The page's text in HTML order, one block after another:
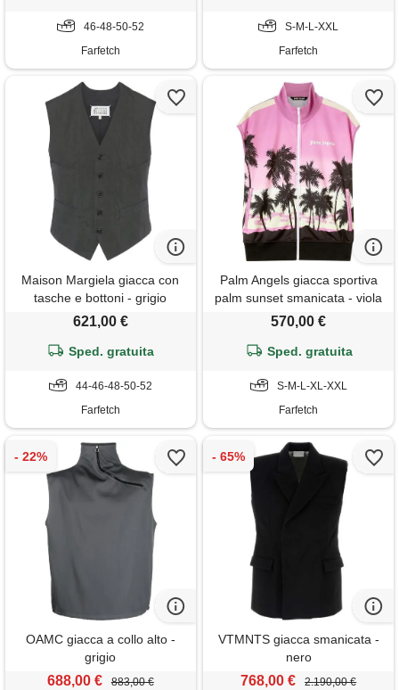
46-48-50-52
Farfetch
S-M-L-XXL
Farfetch
Maison Margiela giacca con
tasche e bottoni - grigio
621,00 €
Sped. gratuita
44-46-48-50-52
Farfetch
Palm Angels giacca sportiva
palm sunset smanicata - viola
570,00 €
Sped. gratuita
S-M-L-XL-XXL
Farfetch
OAMC giacca a collo alto -
grigio
688,00 € 883,00 €
VTMNTS giacca smanicata -
nero
768,00 € 2.190,00 €